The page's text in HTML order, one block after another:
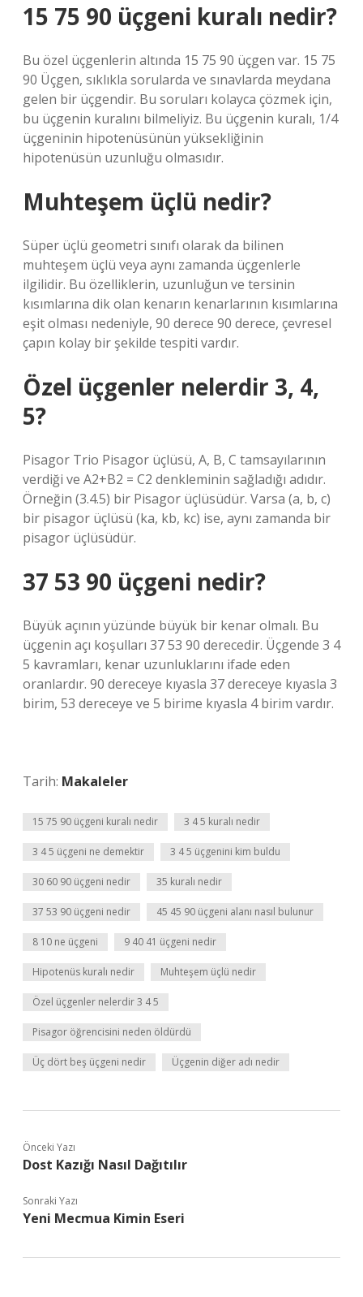
15 75 90 üçgeni kuralı nedir?
Bu özel üçgenlerin altında 15 75 90 üçgen var. 15 75
90 Üçgen, sıklıkla sorularda ve sınavlarda meydana
gelen bir üçgendir. Bu soruları kolayca çözmek için,
bu üçgenin kuralını bilmeliyiz. Bu üçgenin kuralı, 1/4
üçgeninin hipotenüsünün yüksekliğinin
hipotenüsün uzunluğu olmasıdır.
Muhteşem üçlü nedir?
Süper üçlü geometri sınıfı olarak da bilinen
muhteşem üçlü veya aynı zamanda üçgenlerle
ilgilidir. Bu özelliklerin, uzunluğun ve tersinin
kısımlarına dik olan kenarın kenarlarının kısımlarına
eşit olması nedeniyle, 90 derece 90 derece, çevresel
çapın kolay bir şekilde tespiti vardır.
Özel üçgenler nelerdir 3, 4,
5?
Pisagor Trio Pisagor üçlüsü, A, B, C tamsayılarının
verdiği ve A2+B2 = C2 denkleminin sağladığı adıdır.
Örneğin (3.4.5) bir Pisagor üçlüsüdür. Varsa (a, b, c)
bir pisagor üçlüsü (ka, kb, kc) ise, aynı zamanda bir
pisagor üçlüsüdür.
37 53 90 üçgeni nedir?
Büyük açının yüzünde büyük bir kenar olmalı. Bu
üçgenin açı koşulları 37 53 90 derecedir. Üçgende 3 4
5 kavramları, kenar uzunluklarını ifade eden
oranlardır. 90 dereceye kıyasla 37 dereceye kıyasla 3
birim, 53 dereceye ve 5 birime kıyasla 4 birim vardır.
Tarih: Makaleler
15 75 90 üçgeni kuralı nedir 3 4 5 kuralı nedir
3 4 5 üçgeni ne demektir 3 4 5 üçgenini kim buldu
30 60 90 üçgeni nedir 35 kuralı nedir
37 53 90 üçgeni nedir 45 45 90 üçgeni alanı nasıl bulunur
8 10 ne üçgeni 9 40 41 üçgeni nedir
Hipotenüs kuralı nedir Muhteşem üçlü nedir
Özel üçgenler nelerdir 3 4 5
Pisagor öğrencisini neden öldürdü
Üç dört beş üçgeni nedir Üçgenin diğer adı nedir
Önceki Yazı
Dost Kazığı Nasıl Dağıtılır
Sonraki Yazı
Yeni Mecmua Kimin Eseri